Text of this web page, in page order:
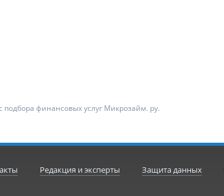
подбора финансовых услуг Микрозайм. ру.
Редакция и эксперты Защита данных